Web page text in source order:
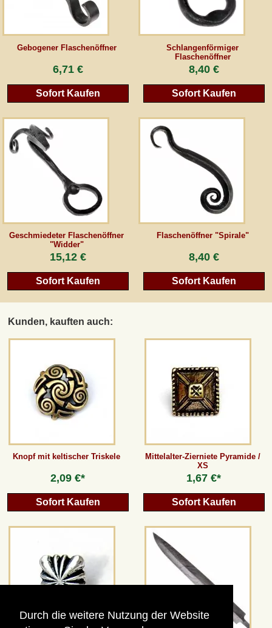
Durch die weitere Nutzung der Website
Gebogener Flaschenöffner
6,71 €
Sofort Kaufen
Schlangenförmiger
Flaschenöffner
8,40 €
Sofort Kaufen
Geschmiedeter Flaschenöffner
"Widder"
15,12 €
Sofort Kaufen
Flaschenöffner "Spirale"
8,40 €
Sofort Kaufen
Kunden, kauften auch:
Knopf mit keltischer Triskele
2,09 €*
Sofort Kaufen
Mittelalter-Zierniete Pyramide /
XS
1,67 €*
Sofort Kaufen
eventueller Zölle (bei Nicht-EU-Ländern). Durchgestrichene Preise entsprechen dem
bisherigen Preis bei peraperis.com.